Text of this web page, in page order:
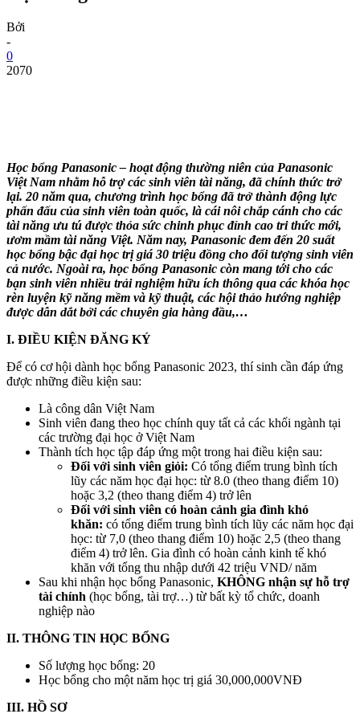
Bởi
-
0
2070
Học bổng Panasonic – hoạt động thường niên của Panasonic
Việt Nam nhằm hỗ trợ các sinh viên tài năng, đã chính thức trở
lại. 20 năm qua, chương trình học bổng đã trở thành động lực
phấn đấu của sinh viên toàn quốc, là cái nôi chắp cánh cho các
tài năng ưu tú được thỏa sức chinh phục đỉnh cao tri thức mới,
ươm mầm tài năng Việt. Năm nay, Panasonic đem đến 20 suất
học bổng bậc đại học trị giá 30 triệu đồng cho đối tượng sinh viên
cả nước. Ngoài ra, học bổng Panasonic còn mang tới cho các
bạn sinh viên nhiều trải nghiệm hữu ích thông qua các khóa học
rèn luyện kỹ năng mềm và kỹ thuật, các hội thảo hướng nghiệp
được dẫn dắt bởi các chuyên gia hàng đầu,…
I. ĐIỀU KIỆN ĐĂNG KÝ
Để có cơ hội dành học bổng Panasonic 2023, thí sinh cần đáp ứng
được những điều kiện sau:
Là công dân Việt Nam
Sinh viên đang theo học chính quy tất cả các khối ngành tại
các trường đại học ở Việt Nam
Thành tích học tập đáp ứng một trong hai điều kiện sau:
Đối với sinh viên giỏi: Có tổng điểm trung bình tích
lũy các năm học đại học: từ 8.0 (theo thang điểm 10)
hoặc 3,2 (theo thang điểm 4) trở lên
Đối với sinh viên có hoàn cảnh gia đình khó
khăn: có tổng điểm trung bình tích lũy các năm học đại
học: từ 7,0 (theo thang điểm 10) hoặc 2,5 (theo thang
điểm 4) trở lên. Gia đình có hoàn cảnh kinh tế khó
khăn với tổng thu nhập dưới 42 triệu VND/ năm
Sau khi nhận học bổng Panasonic, KHÔNG nhận sự hỗ trợ
tài chính (học bổng, tài trợ…) từ bất kỳ tổ chức, doanh
nghiệp nào
II. THÔNG TIN HỌC BỔNG
Số lượng học bổng: 20
Học bổng cho một năm học trị giá 30,000,000VNĐ
III. HỒ SƠ